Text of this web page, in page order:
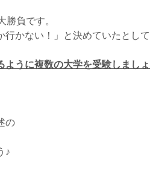
勝負です。
行かない！」と決めていたとして
ように複数の大学を受験しましょ
の
♪